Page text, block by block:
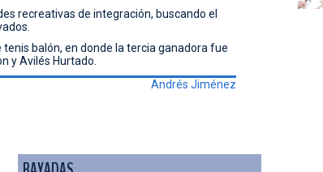
recreativas de integración, buscando el
balón, en donde la tercia ganadora fue
y Avilés Hurtado.
Andrés Jiménez